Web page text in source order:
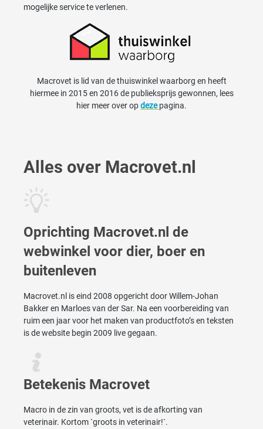
mogelijke service te verlenen.
Macrovet is lid van de thuiswinkel waarborg en heeft
hiermee in 2015 en 2016 de publieksprijs gewonnen, lees
hier meer over opdezepagina.
Alles over Macrovet.nl
Oprichting Macrovet.nl de
webwinkel voor dier, boer en
buitenleven
Macrovet.nl is eind 2008 opgericht door Willem-Johan
Bakker en Marloes van der Sar. Na een voorbereiding van
ruim een jaar voor het maken van productfoto’s en teksten
is de website begin 2009 live gegaan.
Betekenis Macrovet
Macro in de zin van groots, vet is de afkorting van
veterinair. Kortom `groots in veterinair!`.